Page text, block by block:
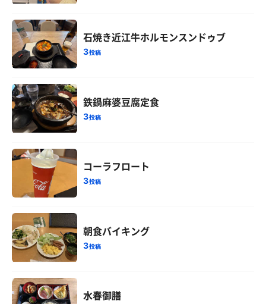
石焼き近江牛ホルモンスンドゥブ
3投稿
鉄鍋麻婆豆腐定食
3投稿
コーラフロート
3投稿
朝食バイキング
3投稿
水春御膳